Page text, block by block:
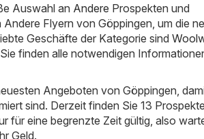
Auswahl an Andere Prospekten und
Flyern von Göppingen, um die
Geschäfte der Kategorie sind
finden alle notwendigen
Angeboten von Göppingen,
sind. Derzeit finden Sie 13
für eine begrenzte Zeit gültig, also
Geld.